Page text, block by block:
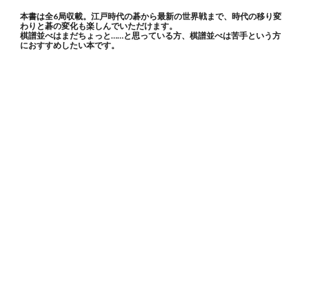
本書は全6局収載。江戸時代の碁から最新の世界戦まで、時代の移り変
わりと碁の変化も楽しんでいただけます。
棋譜並べはまだちょっと……と思っている方、棋譜並べは苦手という方
におすすめしたい本です。